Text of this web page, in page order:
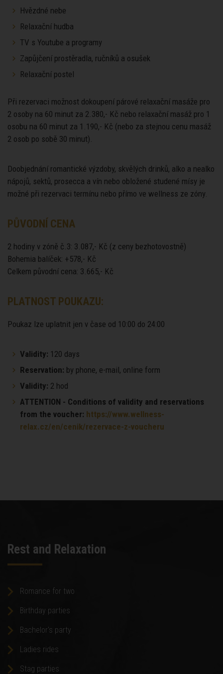
Hvězdné nebe
Relaxační hudba
TV s Youtube a programy
Zapůjčení prostěradla, ručníků a osušek
Relaxační postel
Při rezervaci možnost dokoupení párové relaxační masáže pro
2 osoby na 60 minut za 2.380,- Kč nebo relaxační masáž pro 1
osobu na 60 minut za 1.190,- Kč (nebo za stejnou cenu masáž
2 osob po sobě 30 minut).
Doobjednání romantické výzdoby, skvělých drinků, alko a nealko
nápojů, sektů, prosecca a vín nebo obložené studené mísy je
možné při rezervaci termínu nebo přímo ve wellness ze zóny.
PŮVODNÍ CENA
2 hodiny v zóně č.3: 3.087,- Kč (z ceny bezhotovostně)
Bohemia balíček: +578,- Kč
Celkem původní cena: 3.665,- Kč
PLATNOST POUKAZU:
Poukaz lze uplatnit jen v čase od 10:00 do 24:00
Validity: 120 days
Reservation: by phone, e-mail, online form
Validity: 2 hod
ATTENTION - Conditions of validity and reservations
from the voucher: https://www.wellness-
relax.cz/en/cenik/rezervace-z-voucheru
Rest and Relaxation
Romance for two
Birthday parties
Bachelor's party
Ladies rides
Stag parties